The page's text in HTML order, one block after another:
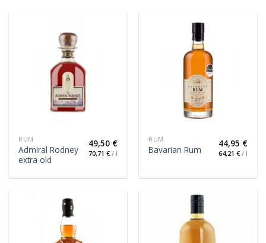
RUM
Admiral Rodney
extra old
49,50 €
70,71 €/ l
RUM
Bavarian Rum
44,95 €
64,21 €/ l